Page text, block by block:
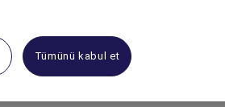
Tümünü kabul et